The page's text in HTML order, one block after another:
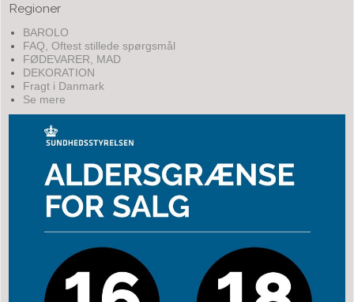
Regioner
BAROLO
FAQ, Oftest stillede spørgsmål
FØDEVARER, MAD
DEKORATION
Fragt i Danmark
Se mere